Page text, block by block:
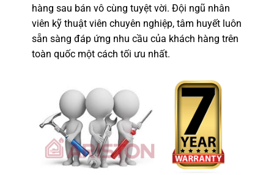
hàng sau bán vô cùng tuyệt vời. Đội ngũ nhân
viên kỹ thuật viên chuyên nghiệp, tâm huyết luôn
sẵn sàng đáp ứng nhu cầu của khách hàng trên
toàn quốc một cách tối ưu nhất.